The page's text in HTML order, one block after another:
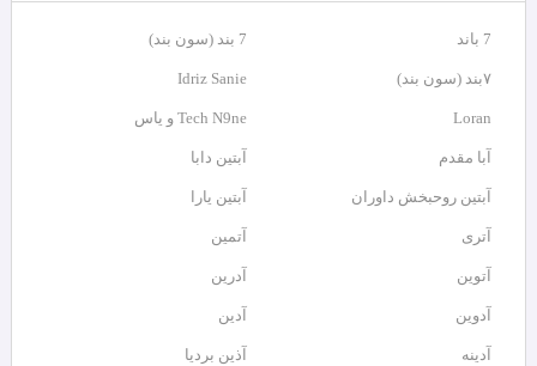
7 باند 7 بند (سون بند)
۷بند (سون بند) Idriz Sanie
Loran Tech N9ne و یاس
آبا مقدم آبتین دابا
آبتین روحبخش داوران آبتین یارا
آتری آتمین
آتوین آدرین
آدوین آدین
آدینه آذین بردیا